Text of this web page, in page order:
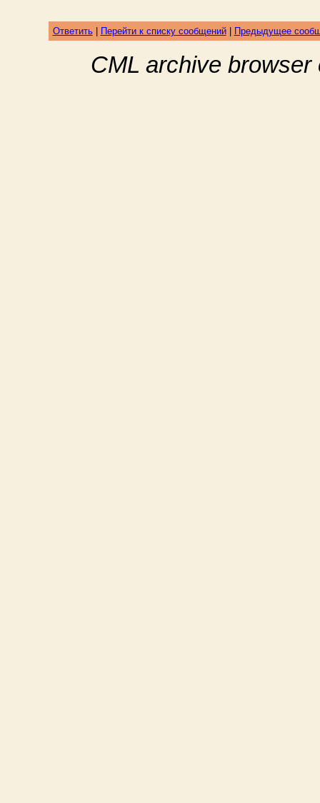
Ответить| Перейти к списку сообщений| Предыдущее
CML archive